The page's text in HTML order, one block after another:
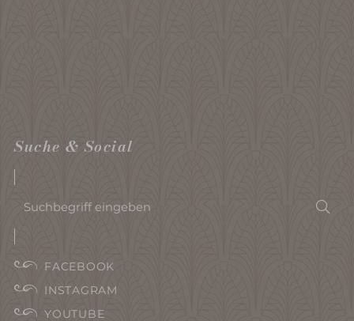
Suche & Social
eingeben
FACEBOOK
INSTAGRAM
YOUTUBE